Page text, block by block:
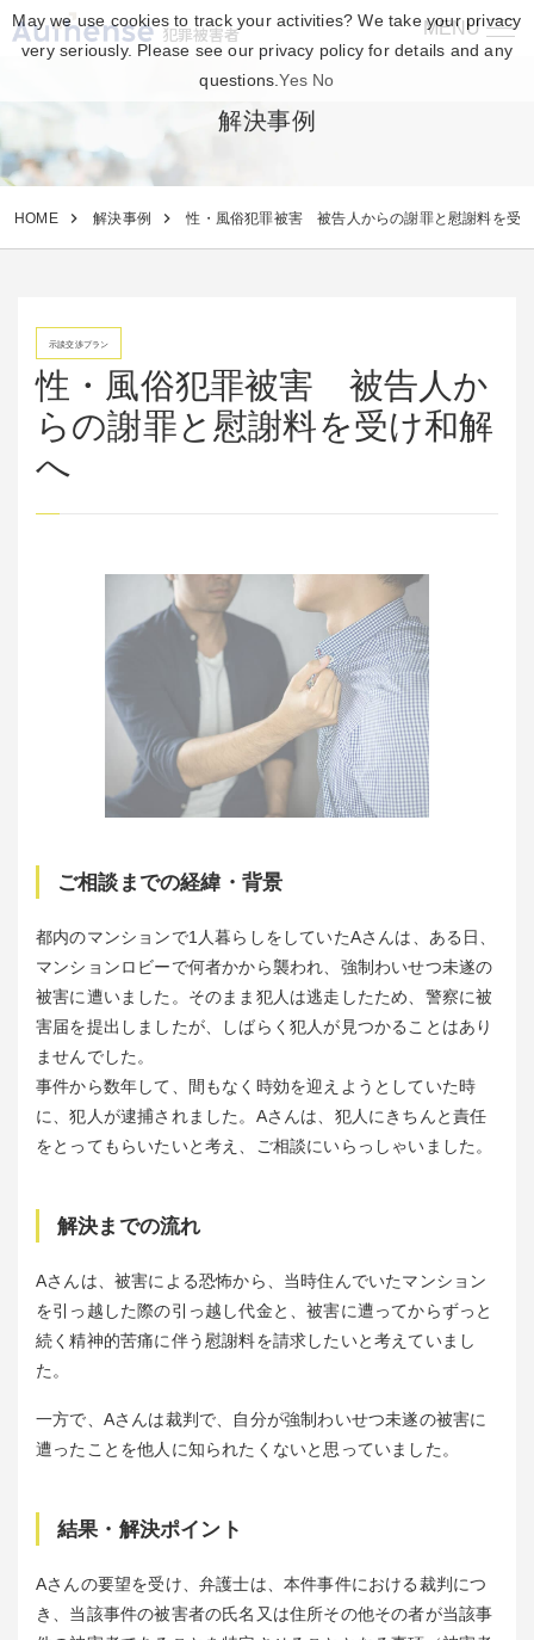
MENU
犯罪被害者
解決事例
HOME 解決事例 性・風俗犯罪被害 被告人からの謝罪と慰謝料を受
示談交渉プラン
性・風俗犯罪被害 被告人か
らの謝罪と慰謝料を受け和解
へ
ご相談までの経緯・背景
都内のマンションで1人暮らしをしていたAさんは、ある日、
マンションロビーで何者かから襲われ、強制わいせつ未遂の
被害に遭いました。そのまま犯人は逃走したため、警察に被
害届を提出しましたが、しばらく犯人が見つかることはあり
ませんでした。
事件から数年して、間もなく時効を迎えようとしていた時
に、犯人が逮捕されました。Aさんは、犯人にきちんと責任
をとってもらいたいと考え、ご相談にいらっしゃいました。
解決までの流れ
Aさんは、被害による恐怖から、当時住んでいたマンション
を引っ越した際の引っ越し代金と、被害に遭ってからずっと
続く精神的苦痛に伴う慰謝料を請求したいと考えていまし
た。
一方で、Aさんは裁判で、自分が強制わいせつ未遂の被害に
遭ったことを他人に知られたくないと思っていました。
結果・解決ポイント
Aさんの要望を受け、弁護士は、本件事件における裁判につ
き、当該事件の被害者の氏名又は住所その他その者が当該事
May we use cookies to track your activities? We take your privacy
very seriously. Please see our privacy policy for details and any
questions.Yes No